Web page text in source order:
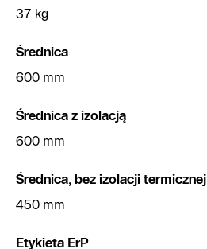
37 kg
Średnica
600 mm
Średnica z izolacją
600 mm
Średnica, bez izolacji termicznej
450 mm
Etykieta ErP